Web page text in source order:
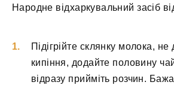
Народне відхаркувальний засіб
Підігрійте склянку молока,
кипіння, додайте половину
відразу прийміть розчин.